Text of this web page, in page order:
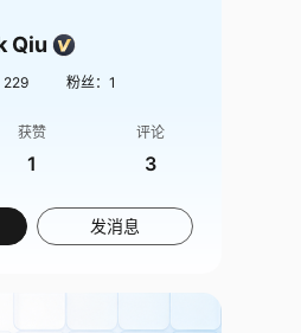
Qiu
229 粉丝： 1
获赞
1
评论
3
发消息